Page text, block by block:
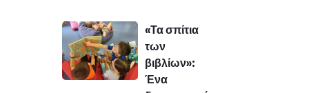
«Τα σπίτια
των
βιβλίων»:
Ένα